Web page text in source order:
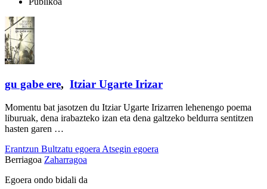
gu gabe ere, Itziar Ugarte Irizar
Momentu bat jasotzen du Itziar Ugarte Irizarren lehenengo poema
liburuak, dena irabazteko izan eta dena galtzeko beldurra sentitzen
hasten garen …
Erantzun Bultzatu egoera Atsegin egoera
Berriagoa Zaharragoa
Egoera ondo bidali da